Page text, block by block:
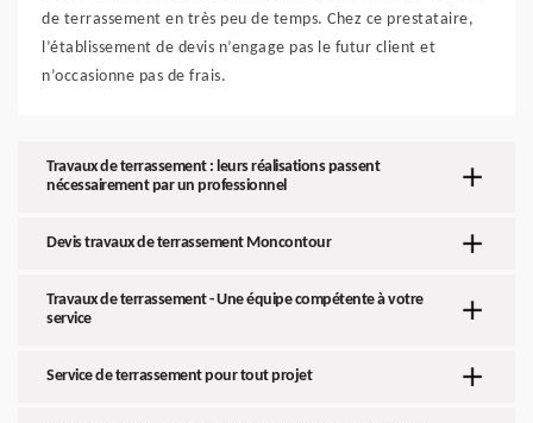
de terrassement en très peu de temps. Chez ce prestataire,
l’établissement de devis n’engage pas le futur client et
n’occasionne pas de frais.
Travaux de terrassement : leurs réalisations passent
nécessairement par un professionnel
Devis travaux de terrassement Moncontour
Travaux de terrassement - Une équipe compétente à votre
service
Service de terrassement pour tout projet